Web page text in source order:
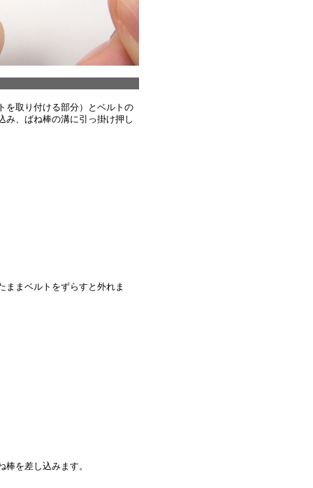
を取り付ける部分）とベルトの
み、ばね棒の溝に引っ掛け押し
まベルトをずらすと外れま
を差し込みます。